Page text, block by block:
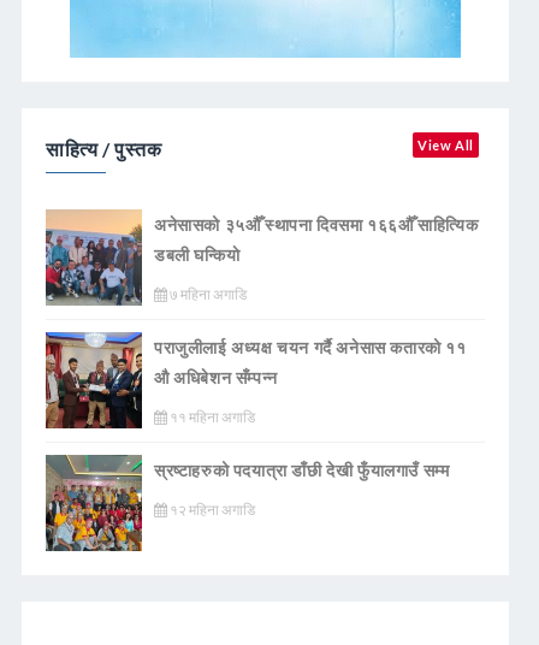
साहित्य / पुस्तक View All
अनेसासको ३५औँ स्थापना दिवसमा १६६औँ साहित्यिक
डबली घन्कियाे
७ महिना अगाडि
पराजुलीलाई अध्यक्ष चयन गर्दै अनेसास कतारको ११
औ अधिबेशन सँम्पन्न
११ महिना अगाडि
स्रष्टाहरुको पदयात्रा डाँछी देखी फुँयालगाउँ सम्म
१२ महिना अगाडि